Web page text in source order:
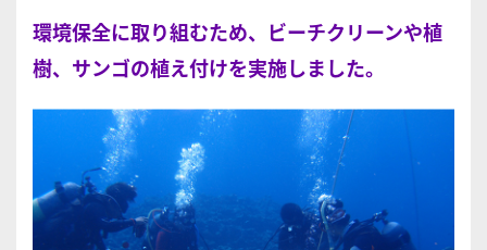
環境保全に取り組むため、ビーチクリーンや植
樹、サンゴの植え付けを実施しました。